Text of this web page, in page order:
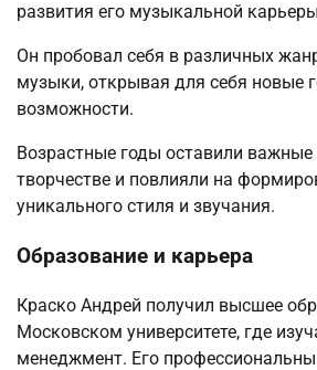
развития его музыкальной
Он пробовал себя в различных
музыки, открывая для себя новые
возможности.
Возрастные годы оставили важные
творчестве и повлияли на
уникального стиля и звучания.
Образование и карьера
Краско Андрей получил высшее
Московском университете, где
менеджмент. Его